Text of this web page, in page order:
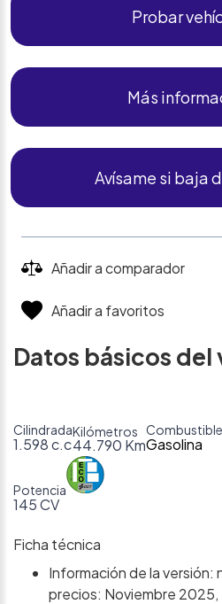
Probar
Más
Avísame si baja
Añadir a comparador
Añadir a favoritos
Datos básicos del
Cilindrada
1.598 c.c
Kilómetros
44.790 Km
Combustible
Gasolina
Potencia
145 CV
Ficha técnica
Información de la versión:
precios: Noviembre